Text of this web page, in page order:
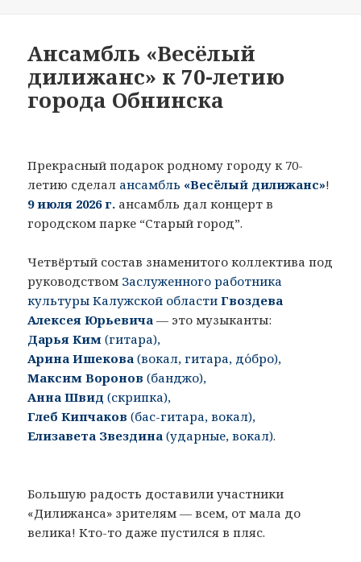
Ансамбль «Весёлый
дилижанс» к 70-летию
города Обнинска
Прекрасный подарок родному городу к 70-
летию сделал ансамбль «Весёлый дилижанс»!
9 июля 2026 г. ансамбль дал концерт в
городском парке “Старый город”.
Четвёртый состав знаменитого коллектива под
руководством Заслуженного работника
культуры Калужской областиГвоздева
Алексея Юрьевича — это музыканты:
Дарья Ким (гитара),
Арина Ишекова (вокал, гитара, до́бро),
Максим Воронов (банджо),
Анна Швид (скрипка),
Глеб Кипчаков (бас-гитара, вокал),
Елизавета Звездина (ударные, вокал).
Большую радость доставили участники
«Дилижанса» зрителям — всем, от мала до
велика! Кто-то даже пустился в пляс.